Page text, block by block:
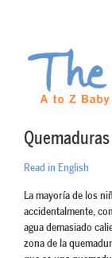
Quemaduras
Read in English
La mayoría de los
accidentalmente,
agua demasiado
zona de la